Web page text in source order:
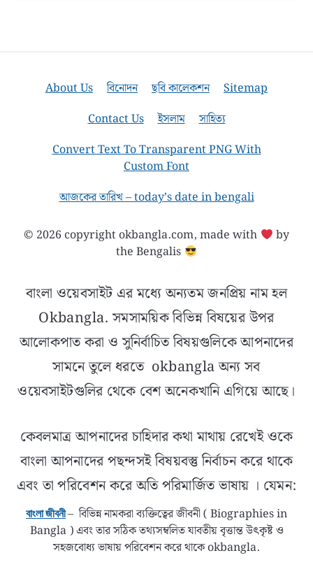
About Us বিনোদন ছবি কালেকশন
Sitemap
Contact Us
ইসলাম
সাহিত্য
Convert Text To Transparent PNG With
Custom Font
আজকের তারিখ – today’s date in bengali
© 2026 copyright okbangla.com, made with
by
the Bengalis
বাংলা ওয়েবসাইট এর মধ্যে অন্যতম জনপ্রিয় নাম হল
Okbangla. সমসাময়িক বিভিন্ন বিষয়ের উপর
আলোকপাত করা ও সুনির্বাচিত বিষয়গুলিকে আপনাদের
সামনে তুলে ধরতে okbangla অন্য সব
ওয়েবসাইটগুলির থেকে বেশ অনেকখানি এগিয়ে আছে।
কেবলমাত্র আপনাদের চাহিদার কথা মাথায় রেখেই ওকে
বাংলা আপনাদের পছন্দসই বিষয়বস্তু নির্বাচন করে থাকে
এবং তা পরিবেশন করে অতি পরিমার্জিত ভাষায় । যেমন:
বাংলা জীবনী– বিভিন্ন নামকরা ব্যক্তিত্বের জীবনী ( Biographies in
Bangla ) এবং তার সঠিক তথ্যসম্বলিত যাবতীয় বৃত্তান্ত উৎকৃষ্ট ও
সহজবোধ্য ভাষায় পরিবেশন করে থাকে okbangla.